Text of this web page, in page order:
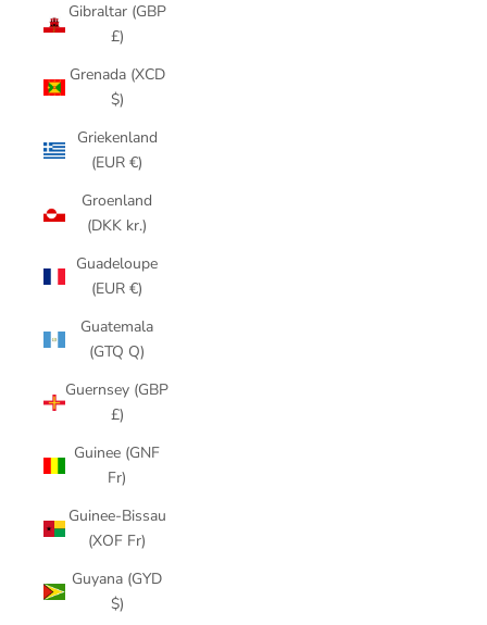
Gibraltar (GBP
£)
Grenada (XCD
$)
Griekenland
(EUR €)
Groenland
(DKK kr.)
Guadeloupe
(EUR €)
Guatemala
(GTQ Q)
Guernsey (GBP
£)
Guinee (GNF
Fr)
Guinee-Bissau
(XOF Fr)
Guyana (GYD
$)